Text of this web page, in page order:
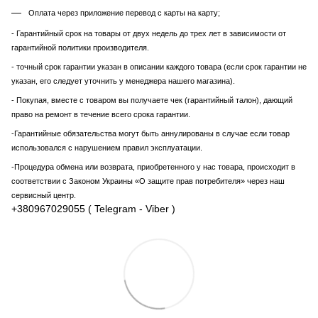
Оплата через приложение перевод с карты на карту;
- Гарантийный срок на товары от двух недель до трех лет в зависимости от
гарантийной политики производителя.
- точный срок гарантии указан в описании каждого товара (если срок гарантии не
указан, его следует уточнить у менеджера нашего магазина).
- Покупая, вместе с товаром вы получаете чек (гарантийный талон), дающий
право на ремонт в течение всего срока гарантии.
-Гарантийные обязательства могут быть аннулированы в случае если товар
использовался с нарушением правил эксплуатации.
-Процедура обмена или возврата, приобретенного у нас товара, происходит в
соответствии с Законом Украины «О защите прав потребителя» через наш
сервисный центр.
+380967029055 ( Telegram - Viber )